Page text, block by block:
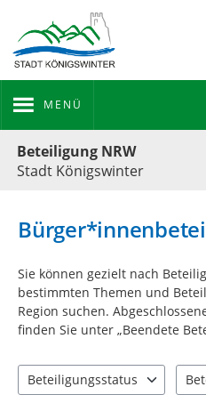
MENÜ
Beteiligung NRW
Stadt Königswinter
Sie können gezielt nach
bestimmten Themen und
Region suchen.
finden Sie unter „Beendete
Beteiligungsstatus